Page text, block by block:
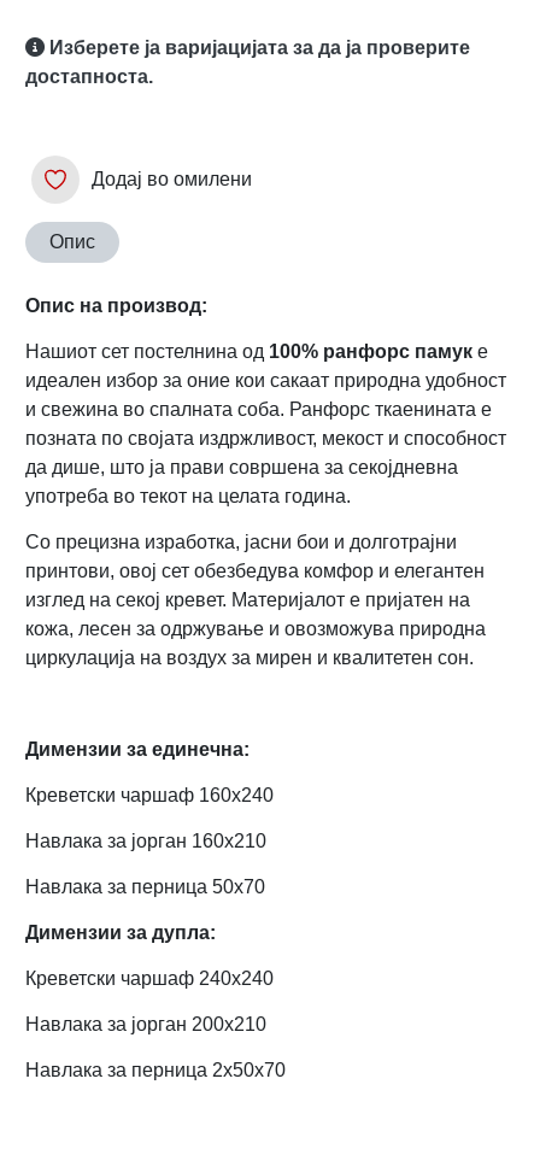
Изберете ја варијацијата за да ја проверите
достапноста.
Додај во омилени
Опис
Опис на производ:
Нашиот сет постелнина од 100% ранфорс памук е
идеален избор за оние кои сакаат природна удобност
и свежина во спалната соба. Ранфорс ткаенината е
позната по својата издржливост, мекост и способност
да дише, што ја прави совршена за секојдневна
употреба во текот на целата година.
Со прецизна изработка, јасни бои и долготрајни
принтови, овој сет обезбедува комфор и елегантен
изглед на секој кревет. Материјалот е пријатен на
кожа, лесен за одржување и овозможува природна
циркулација на воздух за мирен и квалитетен сон.
Димензии за единечна:
Креветски чаршаф 160х240
Навлака за јорган 160х210
Навлака за перница 50х70
Димензии за дупла:
Креветски чаршаф 240х240
Навлака за јорган 200х210
Навлака за перница 2x50х70